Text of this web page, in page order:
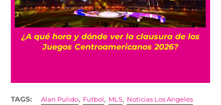
¿A qué hora y dónde ver la clausura de los
Juegos Centroamericanos 2026?
TAGS: Alan Pulido, Futbol , MLS, Noticias Los Angeles